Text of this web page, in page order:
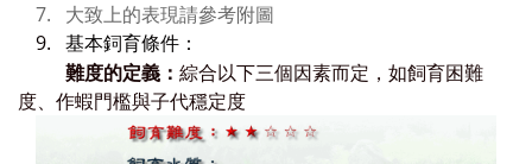
7. 大致上的表現請參考附圖
9. 基本鉰育條件：
難度的定義： 綜合以下三個因素而定，如飼育困難
度、作蝦門檻與子代穩定度